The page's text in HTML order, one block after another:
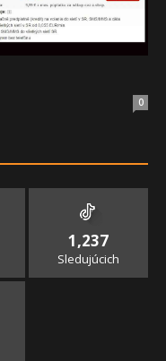
0
1,237
Sledujúcich